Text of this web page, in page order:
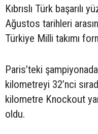
Kıbrıslı Türk başarılı
Ağustos tarihleri
Türkiye Milli takımı
Paris’teki
kilometreyi 32’nci
kilometre Knockout
oldu.